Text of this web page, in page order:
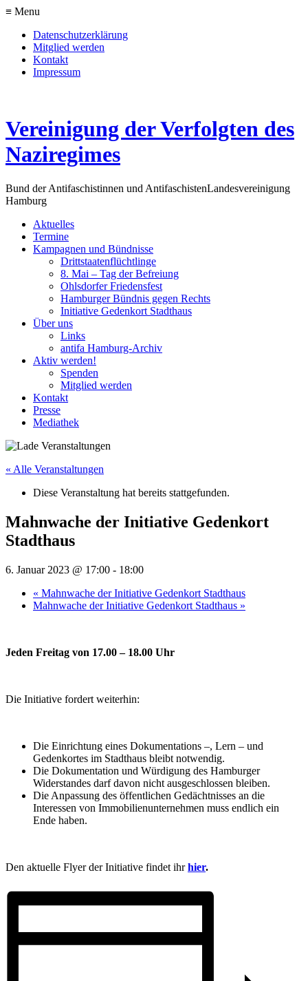
≡ Menu
Datenschutzerklärung
Mitglied werden
Kontakt
Impressum
Vereinigung der Verfolgten des
Naziregimes
Bund der Antifaschistinnen und AntifaschistenLandesvereinigung
Hamburg
Aktuelles
Termine
Kampagnen und Bündnisse
Drittstaatenflüchtlinge
8. Mai – Tag der Befreiung
Ohlsdorfer Friedensfest
Hamburger Bündnis gegen Rechts
Initiative Gedenkort Stadthaus
Über uns
Links
antifa Hamburg-Archiv
Aktiv werden!
Spenden
Mitglied werden
Kontakt
Presse
Mediathek
« Alle Veranstaltungen
Diese Veranstaltung hat bereits stattgefunden.
Mahnwache der Initiative Gedenkort
Stadthaus
6. Januar 2023 @ 17:00 - 18:00
« Mahnwache der Initiative Gedenkort Stadthaus
Mahnwache der Initiative Gedenkort Stadthaus »
Jeden Freitag von 17.00 – 18.00 Uhr
Die Initiative fordert weiterhin:
Die Einrichtung eines Dokumentations –, Lern – und
Gedenkortes im Stadthaus bleibt notwendig.
Die Dokumentation und Würdigung des Hamburger
Widerstandes darf davon nicht ausgeschlossen bleiben.
Die Anpassung des öffentlichen Gedächtnisses an die
Interessen von Immobilienunternehmen muss endlich ein
Ende haben.
Den aktuelle Flyer der Initiative findet ihrhier.